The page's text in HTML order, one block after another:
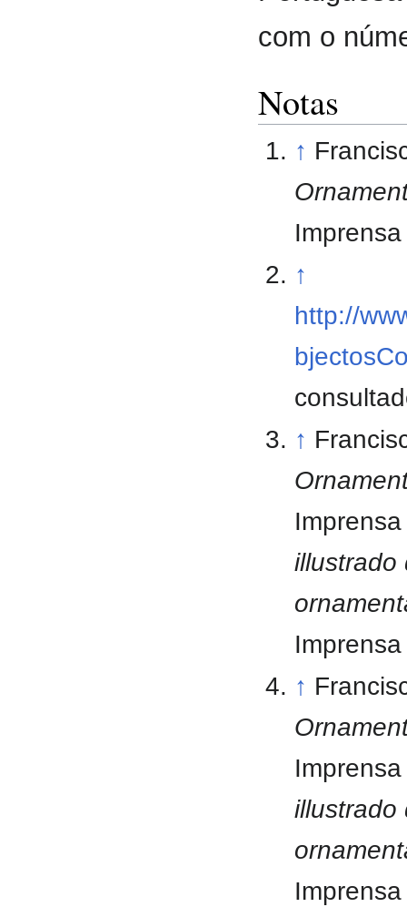
com o
Notas
↑
↑
http://
↑
illustrado
↑
illustrado